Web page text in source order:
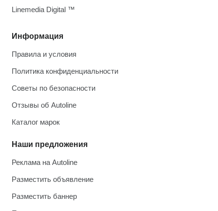
Информация
Правила и условия
Политика конфиденциальности
Советы по безопасности
Отзывы об Autoline
Каталог марок
Наши предложения
Реклама на Autoline
Разместить объявление
Разместить баннер
Linemedia Digital ™